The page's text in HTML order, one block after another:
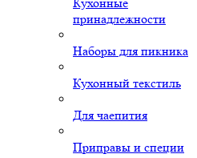
принадлежности
Наборы для пикника
Кухонный текстиль
Для чаепития
Приправы и специи